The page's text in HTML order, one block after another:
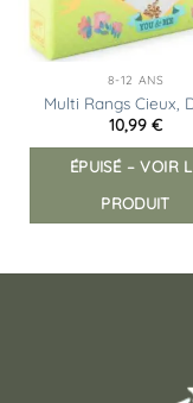
8-12 ANS
Multi Rangs Cieux,
10,99 €
ÉPUISÉ – VOIR
PRODUIT